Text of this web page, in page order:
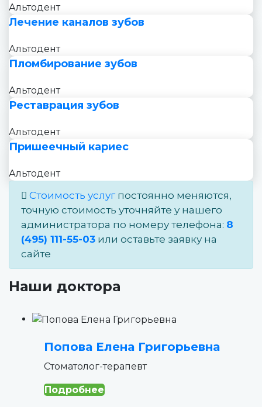
Альтодент
Лечение каналов зубов
Альтодент
Пломбирование зубов
Альтодент
Реставрация зубов
Альтодент
Пришеечный кариес
Альтодент
Стоимость услугпостоянно меняются,
точную стоимость уточняйте у нашего
администратора по номеру телефона: 8
(495) 111-55-03 или оставьте заявку на
сайте
Наши доктора
Попова Елена Григорьевна
Стоматолог-терапевт
Подробнее